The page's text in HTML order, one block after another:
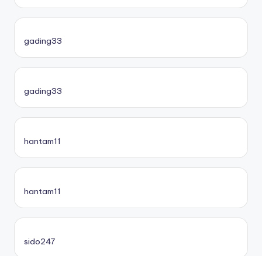
gading33
gading33
hantam11
hantam11
sido247